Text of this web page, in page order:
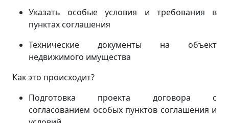
Указать особые условия и требования в
пунктах соглашения
Технические документы на объект
недвижимого имущества
Как это происходит?
Подготовка проекта договора с
согласованием особых пунктов соглашения и